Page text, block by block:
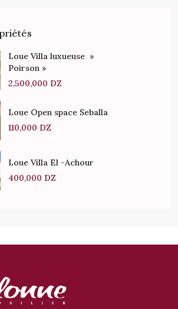
Loue Villa luxueuse »
Poirson »
2,500,000 DZ
Loue Open space Seballa
110,000 DZ
Loue Villa El -Achour
400,000 DZ